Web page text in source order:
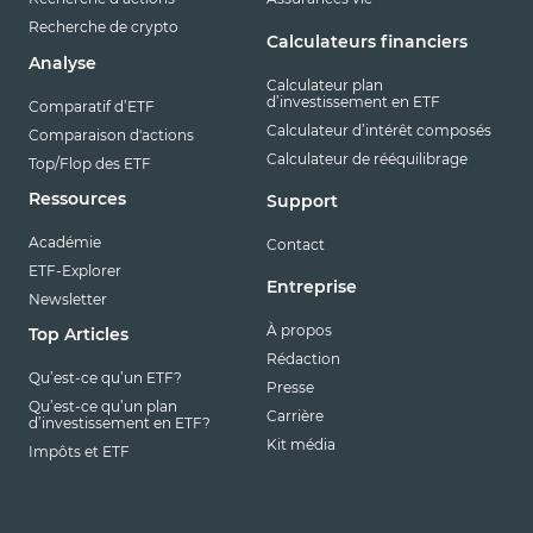
Recherche de crypto
Analyse
Comparatif d’ETF
Comparaison d'actions
Top/Flop des ETF
Ressources
Académie
ETF-Explorer
Newsletter
Top Articles
Qu’est-ce qu’un ETF?
Qu’est-ce qu’un plan
d’investissement en ETF?
Impôts et ETF
Calculateurs financiers
Calculateur plan
d’investissement en ETF
Calculateur d’intérêt composés
Calculateur de rééquilibrage
Support
Contact
Entreprise
À propos
Rédaction
Presse
Carrière
Kit média